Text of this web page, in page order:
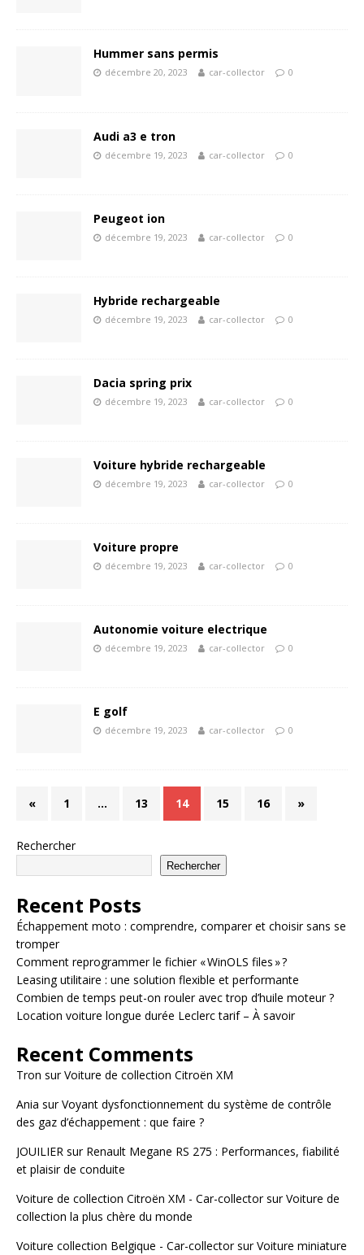
Hummer sans permis
décembre 20, 2023 car-collector 0
Audi a3 e tron
décembre 19, 2023 car-collector 0
Peugeot ion
décembre 19, 2023 car-collector 0
Hybride rechargeable
décembre 19, 2023 car-collector 0
Dacia spring prix
décembre 19, 2023 car-collector 0
Voiture hybride rechargeable
décembre 19, 2023 car-collector 0
Voiture propre
décembre 19, 2023 car-collector 0
Autonomie voiture electrique
décembre 19, 2023 car-collector 0
E golf
décembre 19, 2023 car-collector 0
« 1 … 13 14 15 16 »
Rechercher
Rechercher
Recent Posts
Échappement moto : comprendre, comparer et choisir sans se
tromper
Comment reprogrammer le fichier « WinOLS files » ?
Leasing utilitaire : une solution flexible et performante
Combien de temps peut-on rouler avec trop d’huile moteur ?
Location voiture longue durée Leclerc tarif – À savoir
Recent Comments
Tron surVoiture de collection Citroën XM
Ania surVoyant dysfonctionnement du système de contrôle
des gaz d’échappement : que faire ?
JOUILIER sur Renault Megane RS 275 : Performances, fiabilité
et plaisir de conduite
Voiture de collection Citroën XM - Car-collectorsurVoiture de
collection la plus chère du monde
Voiture collection Belgique - Car-collectorsurVoiture miniature